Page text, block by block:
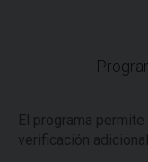
El programa
verificación